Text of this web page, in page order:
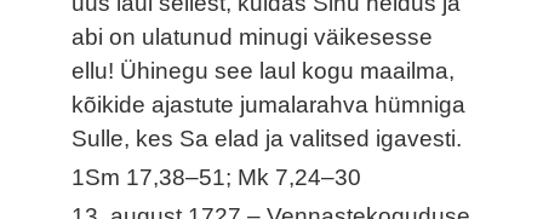
abi on ulatunud minugi väikesesse
ellu! Ühinegu see laul kogu maailma,
kõikide ajastute jumalarahva hümniga
Sulle, kes Sa elad ja valitsed igavesti.
1Sm 17,38–51; Mk 7,24–30